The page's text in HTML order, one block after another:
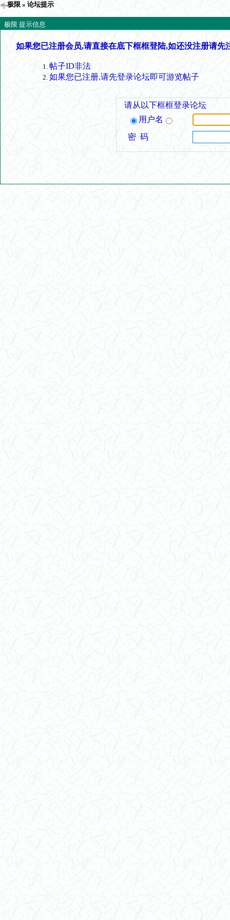
极限 » 论坛提示
极限 提示信息
如果您已注册会员,请直接在底下框框登陆,如还没注册请先
帖子ID非法
如果您已注册,请先登录论坛即可游览帖子
请从以下框框登录论坛
用户名
密 码